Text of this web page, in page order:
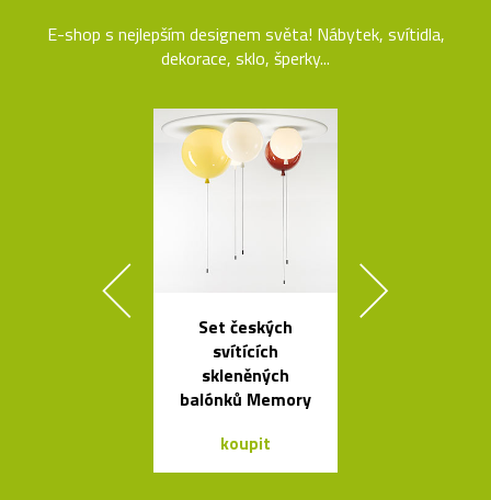
E-shop s nejlepším designem světa! Nábytek, svítidla,
dekorace, sklo, šperky...
Set českých
svítících
skleněných
balónků Memory
koupit